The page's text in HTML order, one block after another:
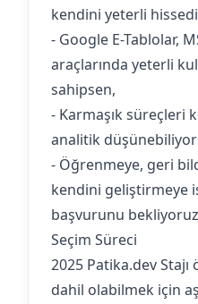
kendini yeterli
- Google E-Tablolar,
araçlarında yeterli
sahipsen,
- Karmaşık süreçleri
analitik
- Öğrenmeye, geri
kendini geliştirmeye
başvurunu
Seçim Süreci
2025 Patika.dev
dahil olabilmek için